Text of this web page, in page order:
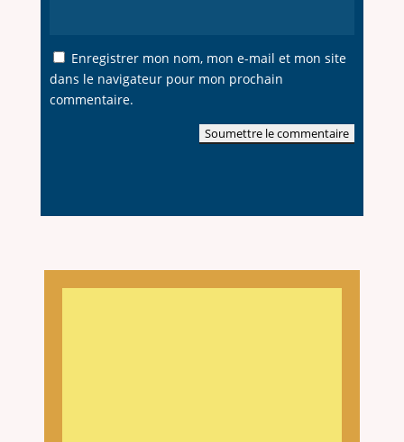
Enregistrer mon nom, mon e-mail et mon site
dans le navigateur pour mon prochain
commentaire.
Soumettre le commentaire